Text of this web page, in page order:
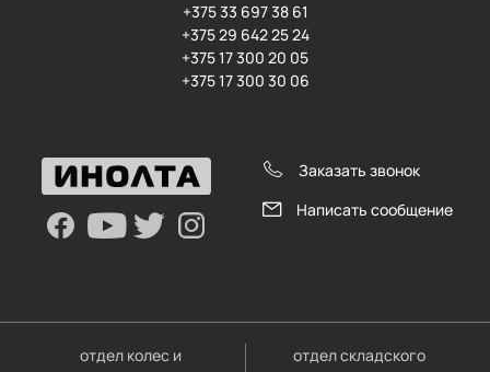
+375 33 697 38 61
+375 29 642 25 24
+375 17 300 20 05
+375 17 300 30 06
Заказать звонок
Написать сообщение
отдел колес и
отдел складского